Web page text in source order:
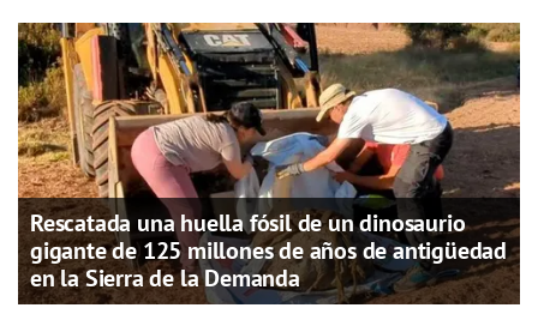
Rescatada una huella fósil de un dinosaurio
gigante de 125 millones de años de antigüedad
en la Sierra de la Demanda